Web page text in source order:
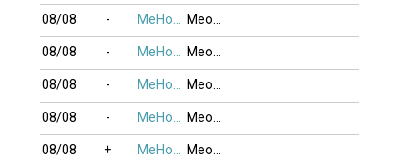
08/08 - MeHonTran Meomun4014
08/08 - MeHonTran Meomun4014
08/08 - MeHonTran Meomun4014
08/08 - MeHonTran Meomun4014
08/08 + MeHonTran Meomun4014